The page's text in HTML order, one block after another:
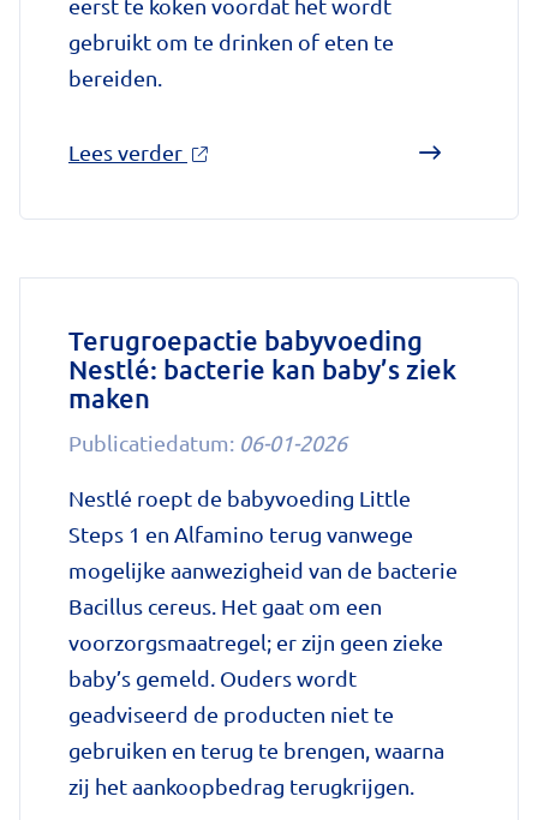
gebruikt om te drinken of eten te
bereiden.
Lees verder over
drinkwater
Utrecht
vanwege
op
zorggids
Terugroepactie babyvoeding
Nestlé: bacterie kan baby’s ziek
maken
Publicatiedatum: 06-01-2026
Nestlé roept de babyvoeding Little
Steps 1 en Alfamino terug vanwege
mogelijke aanwezigheid van de bacterie
Bacillus cereus. Het gaat om een
voorzorgsmaatregel; er zijn geen zieke
baby’s gemeld. Ouders wordt
geadviseerd de producten niet te
gebruiken en terug te brengen, waarna
zij het aankoopbedrag terugkrijgen.